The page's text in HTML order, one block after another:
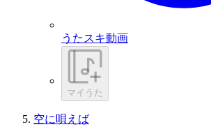
うたスキ動画
マイうた
空に唄えば